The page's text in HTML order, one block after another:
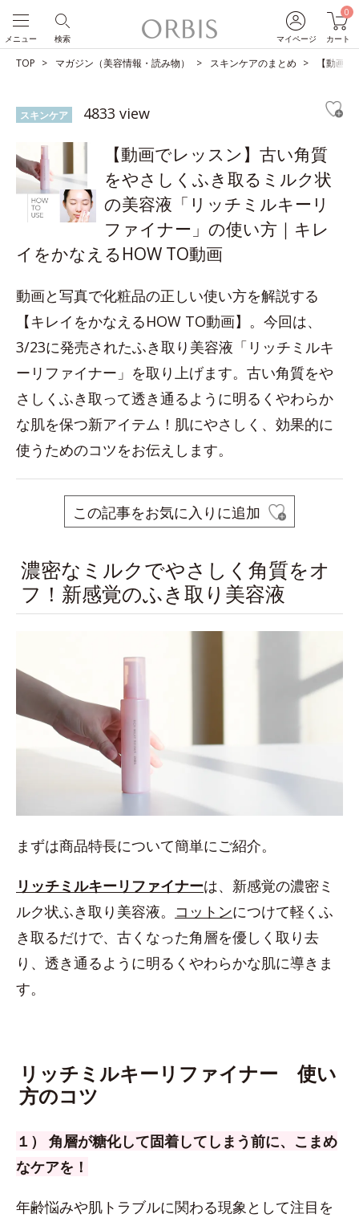
マイページ
0
カート
検索
メニュー
TOP マガジン（美容情報・読み物） スキンケアのまとめ 【動画
スキンケア 4833 view
【動画でレッスン】古い角質
をやさしくふき取るミルク状
の美容液「リッチミルキーリ
ファイナー」の使い方｜キレ
イをかなえるHOW TO動画
動画と写真で化粧品の正しい使い方を解説する
【キレイをかなえるHOW TO動画】。今回は、
3/23に発売されたふき取り美容液「リッチミルキ
ーリファイナー」を取り上げます。古い角質をや
さしくふき取って透き通るように明るくやわらか
な肌を保つ新アイテム！肌にやさしく、効果的に
使うためのコツをお伝えします。
この記事をお気に入りに追加
濃密なミルクでやさしく角質をオ
フ！新感覚のふき取り美容液
まずは商品特長について簡単にご紹介。
リッチミルキーリファイナーは、新感覚の濃密ミ
ルク状ふき取り美容液。 コットンにつけて軽くふ
き取るだけで、古くなった角層を優しく取り去
り、透き通るように明るくやわらかな肌に導きま
す。
リッチミルキーリファイナー 使い
方のコツ
１） 角層が糖化して固着してしまう前に、こまめ
なケアを！
年齢悩みや肌トラブルに関わる現象として注目を